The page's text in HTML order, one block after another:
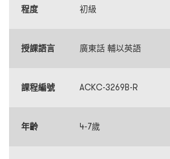
程度 初級
授課語言 廣東話 輔以英語
課程編號 ACKC-3269B-R
年齡 4-7歲